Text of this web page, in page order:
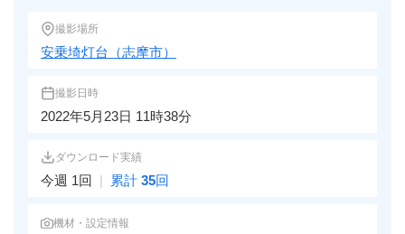
撮影場所
安乗埼灯台（志摩市）
撮影日時
2022年5月23日 11時38分
ダウンロード実績
今週 1回 | 累計 35回
機材・設定情報